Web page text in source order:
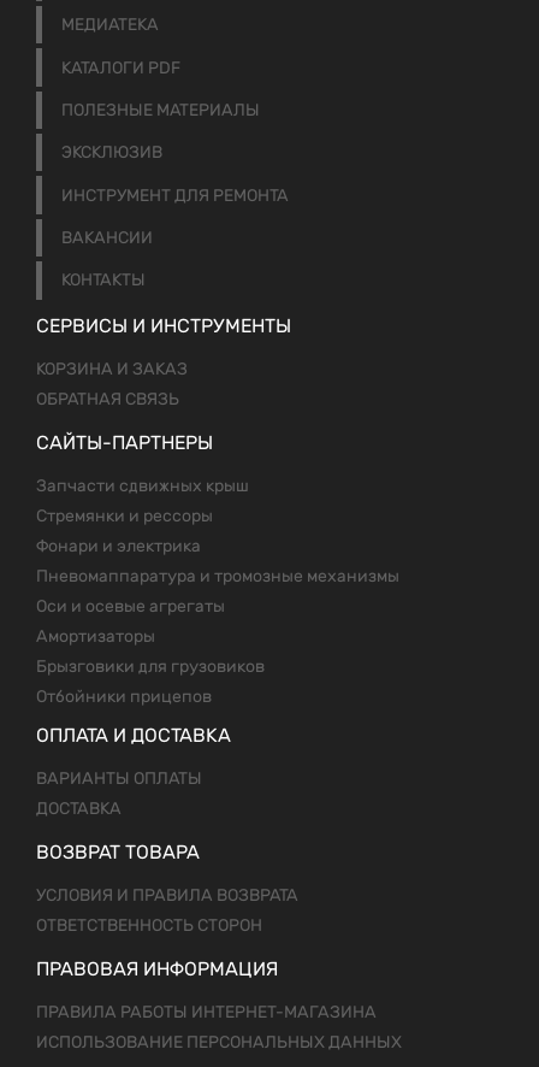
МЕДИАТЕКА
КАТАЛОГИ PDF
ПОЛЕЗНЫЕ МАТЕРИАЛЫ
ЭКСКЛЮЗИВ
ИНСТРУМЕНТ ДЛЯ РЕМОНТА
ВАКАНСИИ
КОНТАКТЫ
СЕРВИСЫ И ИНСТРУМЕНТЫ
КОРЗИНА И ЗАКАЗ
ОБРАТНАЯ СВЯЗЬ
САЙТЫ-ПАРТНЕРЫ
Запчасти сдвижных крыш
Стремянки и рессоры
Фонари и электрика
Пневомаппаратура и тромозные механизмы
Оси и осевые агрегаты
Амортизаторы
Брызговики для грузовиков
Отбойники прицепов
ОПЛАТА И ДОСТАВКА
ВАРИАНТЫ ОПЛАТЫ
ДОСТАВКА
ВОЗВРАТ ТОВАРА
УСЛОВИЯ И ПРАВИЛА ВОЗВРАТА
ОТВЕТСТВЕННОСТЬ СТОРОН
ПРАВОВАЯ ИНФОРМАЦИЯ
ПРАВИЛА РАБОТЫ ИНТЕРНЕТ-МАГАЗИНА
ИСПОЛЬЗОВАНИЕ ПЕРСОНАЛЬНЫХ ДАННЫХ